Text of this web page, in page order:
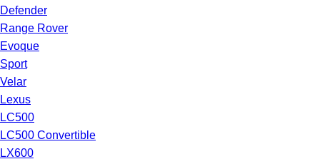
Defender
Range Rover
Evoque
Sport
Velar
Lexus
LC500
LC500 Convertible
LX600